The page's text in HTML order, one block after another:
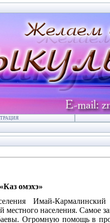
омэхэ»
Имай-Кармалинский
населения. Самое
Огромную помощь в